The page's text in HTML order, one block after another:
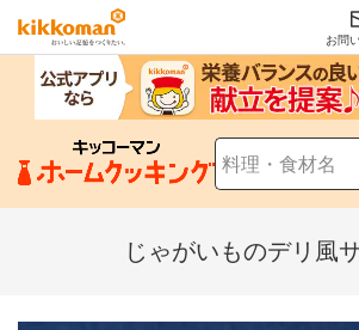
お問
じゃがいものデリ風